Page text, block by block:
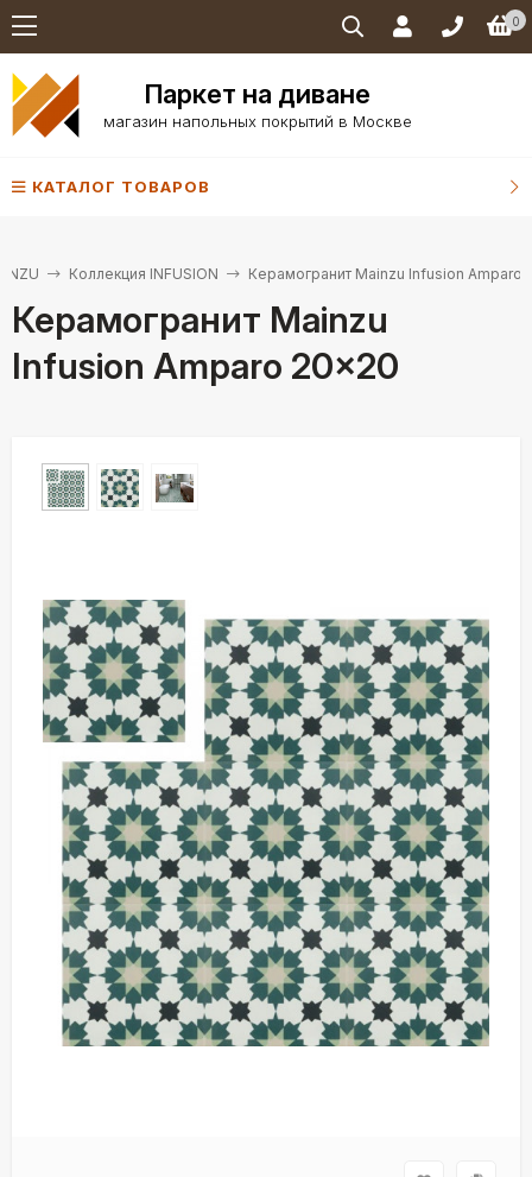
0
Паркет на диване
магазин напольных покрытий в Москве
КАТАЛОГ ТОВАРОВ
Коллекция INFUSION Керамогранит Mainzu Infusion Amparo
Керамогранит Mainzu
Infusion Amparo 20×20